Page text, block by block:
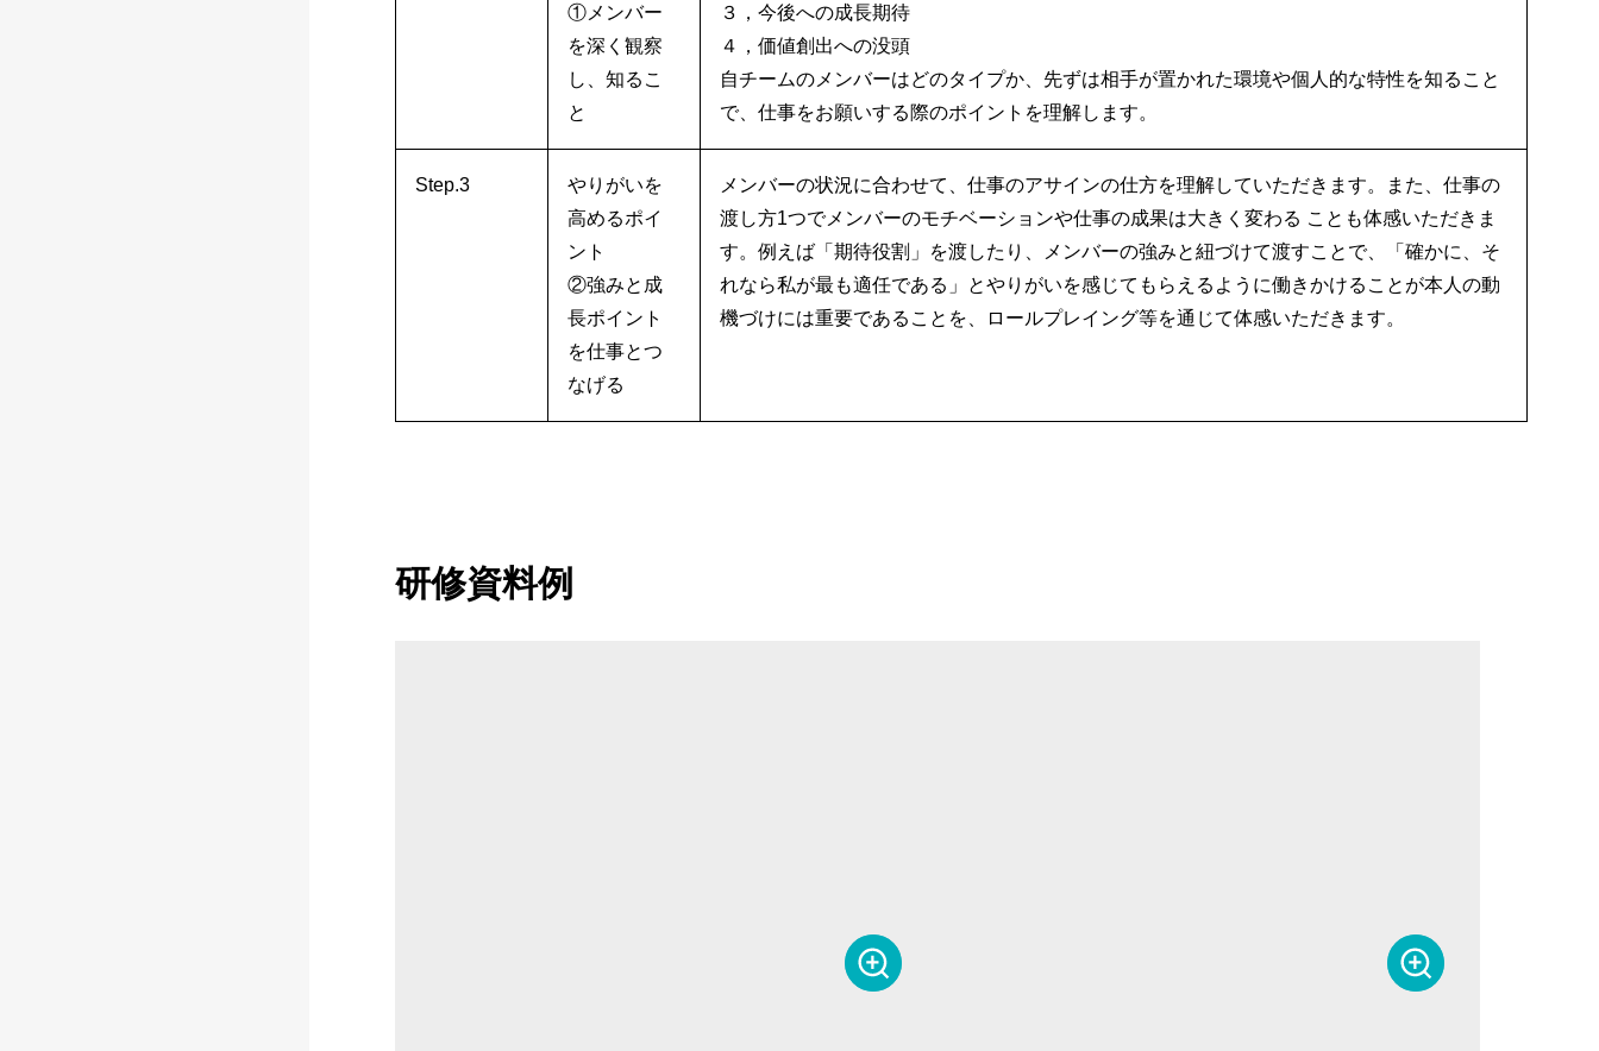
①メンバー
を深く観察
し、知るこ
と
３，今後への成長期待
４，価値創出への没頭
自チームのメンバーはどのタイプか、先ずは相手が置かれた環境や個人的な特性を知ること
で、仕事をお願いする際のポイントを理解します。
Step.3
やりがいを
高めるポイ
ント
②強みと成
長ポイント
を仕事とつ
なげる
メンバーの状況に合わせて、仕事のアサインの仕方を理解していただきます。また、仕事の
渡し方1つでメンバーのモチベーションや仕事の成果は大きく変わる ことも体感いただきま
す。例えば「期待役割」を渡したり、メンバーの強みと紐づけて渡すことで、「確かに、そ
れなら私が最も適任である」とやりがいを感じてもらえるように働きかけることが本人の動
機づけには重要であることを、ロールプレイング等を通じて体感いただきます。
研修資料例